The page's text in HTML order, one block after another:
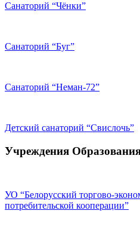
Санаторий “Чёнки”
Санаторий “Буг”
Санаторий “Неман-72”
Детский санаторий “Свислочь”
Учреждения
УО “Белорусский торгово-
потребительской кооперации”